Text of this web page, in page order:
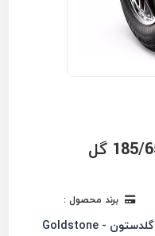
لاستیک گلدستون 185/65R 14 گل
برند محصول :
گلدستون - Goldstone